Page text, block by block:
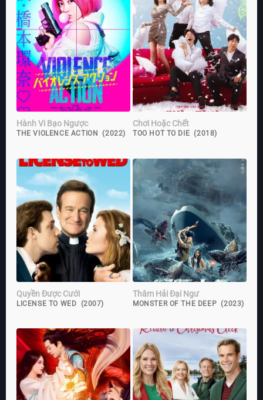
Hành Vi Bạo Ngược
THE VIOLENCE ACTION (2022)
Chơi Hoặc Chết
TOO HOT TO DIE (2018)
Quyền Được Cưới
LICENSE TO WED (2007)
Thâm Hải Đại Ngư
MONSTER OF THE DEEP (2023)